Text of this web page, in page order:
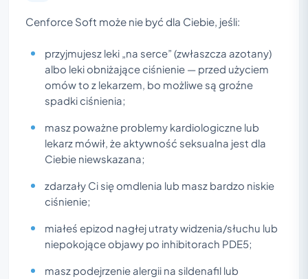
Cenforce Soft może nie być dla Ciebie, jeśli:
przyjmujesz leki „na serce” (zwłaszcza azotany)
albo leki obniżające ciśnienie — przed użyciem
omów to z lekarzem, bo możliwe są groźne
spadki ciśnienia;
masz poważne problemy kardiologiczne lub
lekarz mówił, że aktywność seksualna jest dla
Ciebie niewskazana;
zdarzały Ci się omdlenia lub masz bardzo niskie
ciśnienie;
miałeś epizod nagłej utraty widzenia/słuchu lub
niepokojące objawy po inhibitorach PDE5;
masz podejrzenie alergii na sildenafil lub